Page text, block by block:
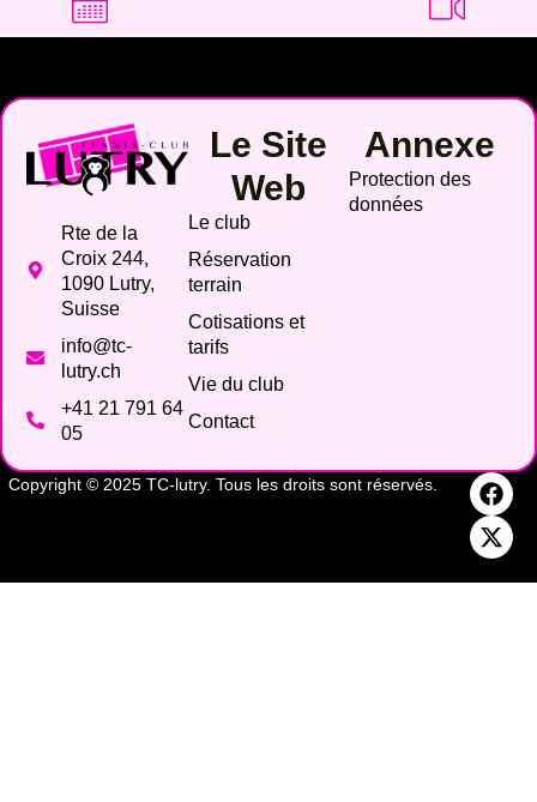
Rte de la
Croix 244,
1090 Lutry,
Suisse
info@tc-
lutry.ch
+41 21 791 64
05
Le Site
Web
Le club
Réservation
terrain
Cotisations et
tarifs
Vie du club
Contact
Annexe
Protection des
données
Copyright © 2025 TC-lutry. Tous les droits sont réservés.